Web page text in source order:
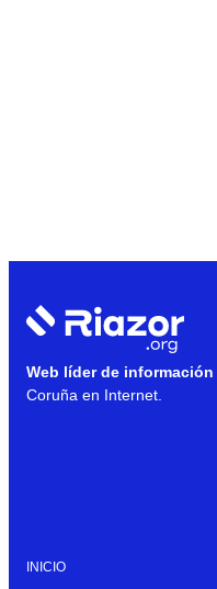
Web líder de información
Coruña en Internet.
INICIO